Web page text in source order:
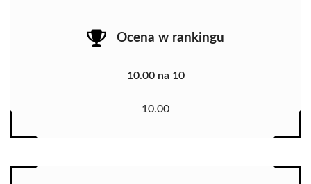
Ocena w rankingu
10.00 na 10
10.00